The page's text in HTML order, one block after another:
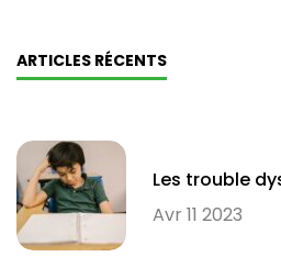
ARTICLES RÉCENTS
Les trouble
Avr 11 2023